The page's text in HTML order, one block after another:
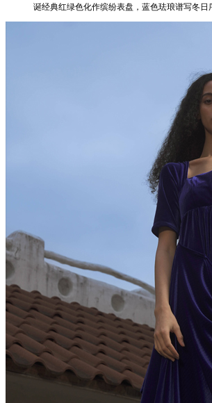
诞经典红绿色化作缤纷表盘，蓝色珐琅谱写冬日